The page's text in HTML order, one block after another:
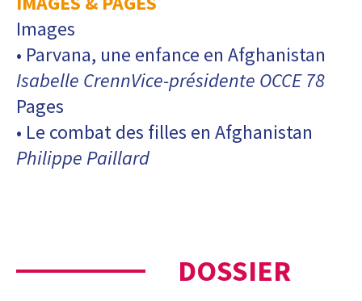
Images
• Parvana, une enfance en Afghanistan
Isabelle CrennVice-présidente OCCE 78
Pages
• Le combat des filles en Afghanistan
Philippe Paillard
DOSSIER